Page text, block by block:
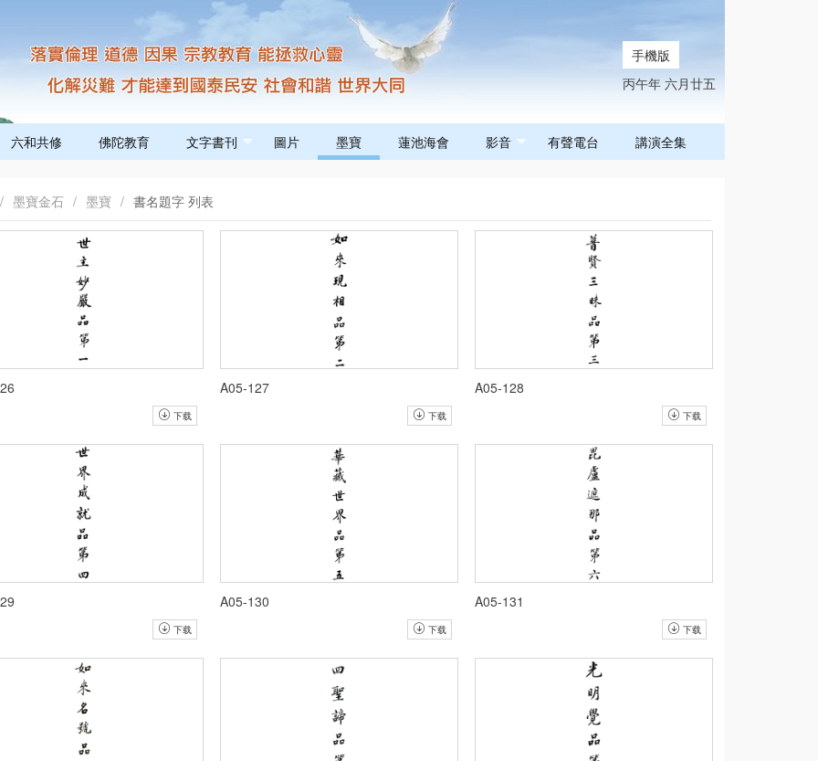
手機版
丙午年 六月廿五
六和共修 佛陀教育 文字書刊 圖片 墨寶 蓮池海會 影音 有聲電台 講演全集
/ 墨寶金石 / 墨寶 / 書名題字 列表
下载
A05-127
下载
A05-128
下载
下载
A05-130
下载
A05-131
下载